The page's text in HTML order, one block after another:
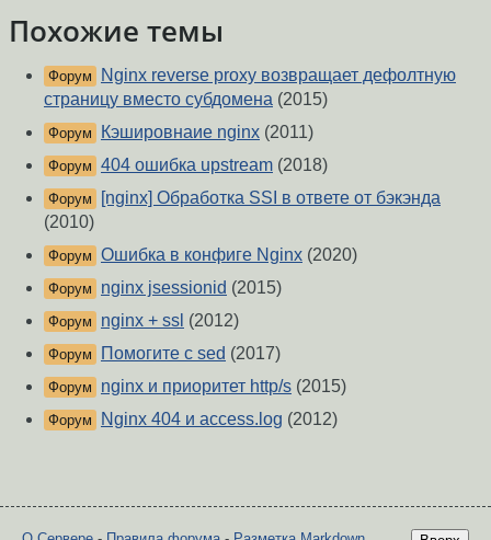
Похожие темы
Форум
Nginx reverse proxy возвращает дефолтную
страницу вместо субдомена (2015)
Форум Кэшировнаие nginx (2011)
Форум 404 ошибка upstream (2018)
Форум
[nginx] Обработка SSI в ответе от бэкэнда
(2010)
Форум Ошибка в конфиге Nginx (2020)
Форум nginx jsessionid (2015)
Форум nginx + ssl (2012)
Форум Помогите с sed (2017)
Форум nginx и приоритет http/s (2015)
Форум Nginx 404 и access.log (2012)